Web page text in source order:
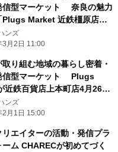
信型マーケット 奈良の魅力
Plugs Market 近鉄橿原店」
、2023年3月15日(水)にオ
ンズ
3月2日 11:00
り組む地域の暮らし密着・
信型マーケット Plugs
近鉄百貨店上本町店4月26日
ン！
ンズ
2月1日 15:00
リエイターの活動・発信プラ
ーム CHARECが初めてづく